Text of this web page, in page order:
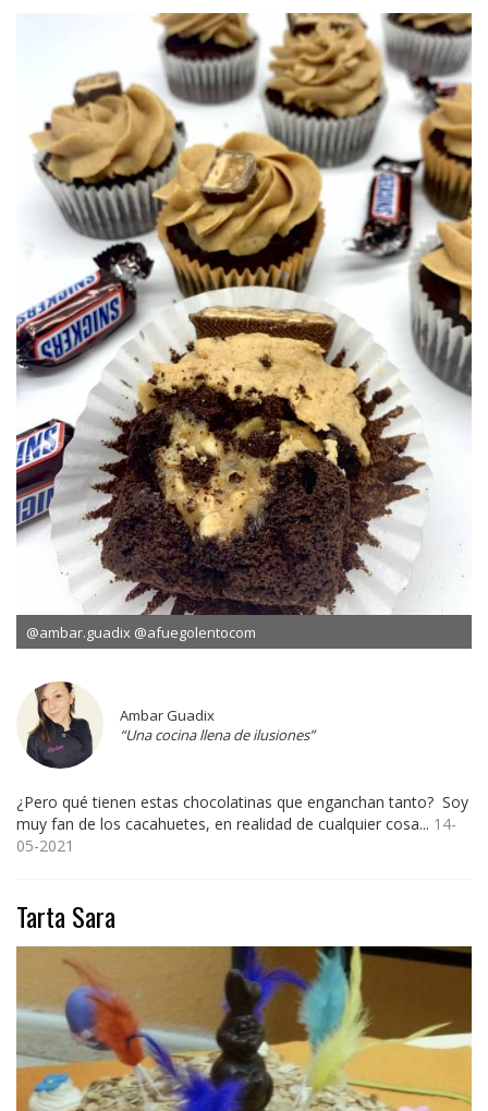
@ambar.guadix @afuegolentocom
Ambar Guadix
“Una cocina llena de ilusiones”
¿Pero qué tienen estas chocolatinas que enganchan tanto? Soy
muy fan de los cacahuetes, en realidad de cualquier cosa... 14-
05-2021
Tarta Sara